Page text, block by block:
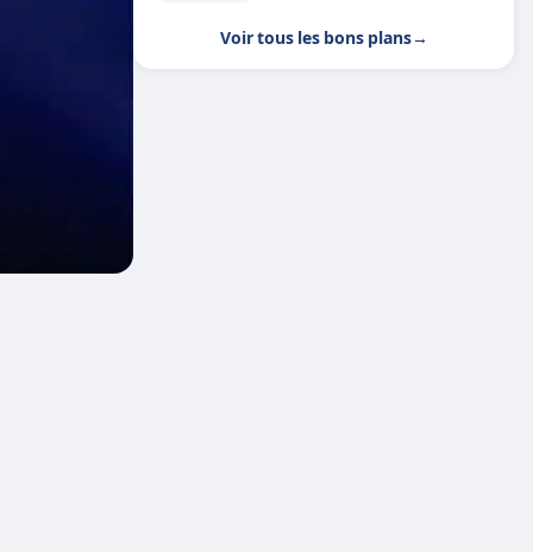
Voir tous les bons plans→